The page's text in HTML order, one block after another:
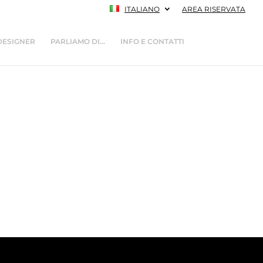
ITALIANO AREA RISERVATA
PARLIAMO DI… INFO E CONTATTI